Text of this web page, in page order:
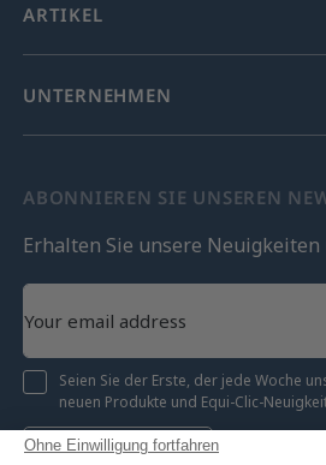
Ohne Einwilligung fortfahren
ARTIKEL
UNTERNEHMEN
ABONNIEREN SIE UNSEREN
Erhalten Sie unsere Neuigkeiten
Seien Sie der Erste, der jede Woche
neuen Produkte und Equi-Clic-
Registrieren